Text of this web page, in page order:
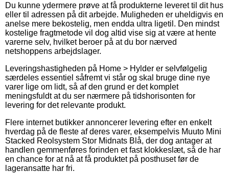
Du kunne ydermere prøve at få produkterne leveret til dit hus
eller til adressen på dit arbejde. Muligheden er uheldigvis en
anelse mere bekostelig, men endda ultra ligetil. Den mindst
kostelige fragtmetode vil dog altid vise sig at være at hente
varerne selv, hvilket beroer på at du bor nærved
netshoppens arbejdslager.
Leveringshastigheden på Home > Hylder er selvfølgelig
særdeles essentiel såfremt vi står og skal bruge dine nye
varer lige om lidt, så af den grund er det komplet
meningsfuldt at du ser nærmere på tidshorisonten for
levering for det relevante produkt.
Flere internet butikker annoncerer levering efter en enkelt
hverdag på de fleste af deres varer, eksempelvis Muuto Mini
Stacked Reolsystem Stor Midnats Blå, der dog antager at
handlen gemmenføres forinden et fast klokkeslæt, så de har
en chance for at nå at få produktet på posthuset før de
lageransatte har fri.